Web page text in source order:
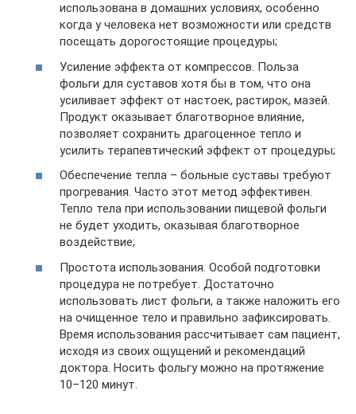
использована в домашних условиях, особенно
когда у человека нет возможности или средств
посещать дорогостоящие процедуры;
Усиление эффекта от компрессов. Польза
фольги для суставов хотя бы в том, что она
усиливает эффект от настоек, растирок, мазей.
Продукт оказывает благотворное влияние,
позволяет сохранить драгоценное тепло и
усилить терапевтический эффект от процедуры;
Обеспечение тепла – больные суставы требуют
прогревания. Часто этот метод эффективен.
Тепло тела при использовании пищевой фольги
не будет уходить, оказывая благотворное
воздействие;
Простота использования. Особой подготовки
процедура не потребует. Достаточно
использовать лист фольги, а также наложить его
на очищенное тело и правильно зафиксировать.
Время использования рассчитывает сам пациент,
исходя из своих ощущений и рекомендаций
доктора. Носить фольгу можно на протяжение
10–120 минут.